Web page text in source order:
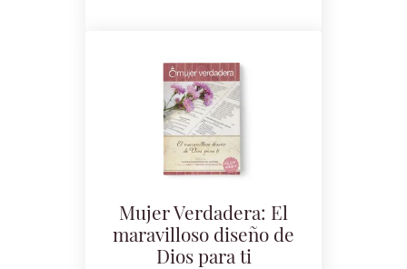
Mujer Verdadera: El
maravilloso diseño de
Dios para ti